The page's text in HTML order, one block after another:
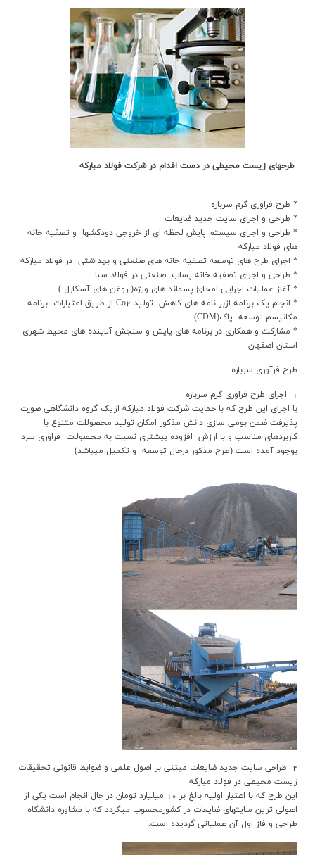
طرحهاي زيست محيطي در دست اقدام در شرکت فولاد مبارکه
* طرح فراوري گرم سرباره
* طراحي و اجراي سايت جديد ضايعات
* طراحي و اجراي سيستم پايش لحظه اي از خروجي دودکشها و تصفيه خانه
هاي فولاد مبارکه
* اجراي طرح هاي توسعه تصفيه خانه هاي صنعتي و بهداشتي در فولاد مبارکه
* طراحي و اجراي تصفيه خانه پساب صنعتي در فولاد سبا
* آغاز عمليات اجرايي امحائ پسماند هاي ويژه( روغن هاي آسکارل )
* انجام يک برنامه ازبر نامه هاي کاهش توليد Co2 از طريق اعتبارات برنامه
مکانيسم توسعه پاک(CDM)
* مشارکت و همکاري در برنامه هاي پايش و سنجش آلاينده هاي محيط شهري
استان اصفهان
طرح فرآوري سرباره
1- اجراي طرح فراوري گرم سرباره
با اجراي اين طرح که با حمايت شرکت فولاد مبارکه ازيک گروه دانشگاهي صورت
پذيرفت ضمن بومي سازي دانش مذکور امکان توليد محصولات متنوع با
کاربردهاي مناسب و با ارزش افزوده بيشتري نسبت به محصولات فراوري سرد
بوجود آمده است (طرح مذکور درحال توسعه و تکميل ميباشد)
2- طراحي سايت جديد ضايعات مبتني بر اصول علمي و ضوابط قانوني تحقيقات
زيست محيطي در فولاد مبارکه
اين طرح که با اعتبار اوليه بالغ بر 10 ميليارد تومان در حال انجام است يکي از
اصولي ترين سايتهاي ضايعات در کشورمحسوب ميگردد که با مشاوره دانشگاه
طراحي و فاز اول آن عملياتي گرديده است.